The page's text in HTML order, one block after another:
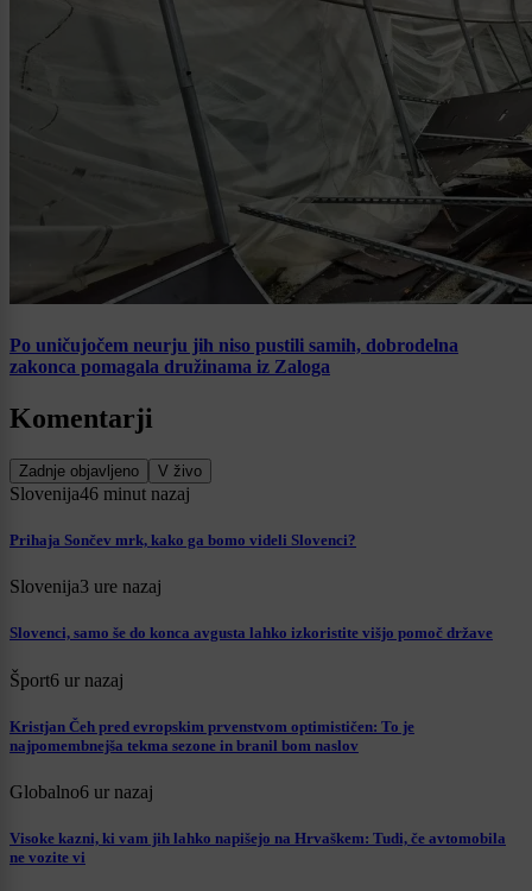
Po uničujočem neurju jih niso pustili samih, dobrodelna
zakonca pomagala družinama iz Zaloga
Komentarji
Zadnje objavljeno V živo
Slovenija46 minut nazaj
Prihaja Sončev mrk, kako ga bomo videli Slovenci?
Slovenija3 ure nazaj
Slovenci, samo še do konca avgusta lahko izkoristite višjo pomoč države
Šport6 ur nazaj
Kristjan Čeh pred evropskim prvenstvom optimističen: To je
najpomembnejša tekma sezone in branil bom naslov
Globalno6 ur nazaj
Visoke kazni, ki vam jih lahko napišejo na Hrvaškem: Tudi, če avtomobila
ne vozite vi